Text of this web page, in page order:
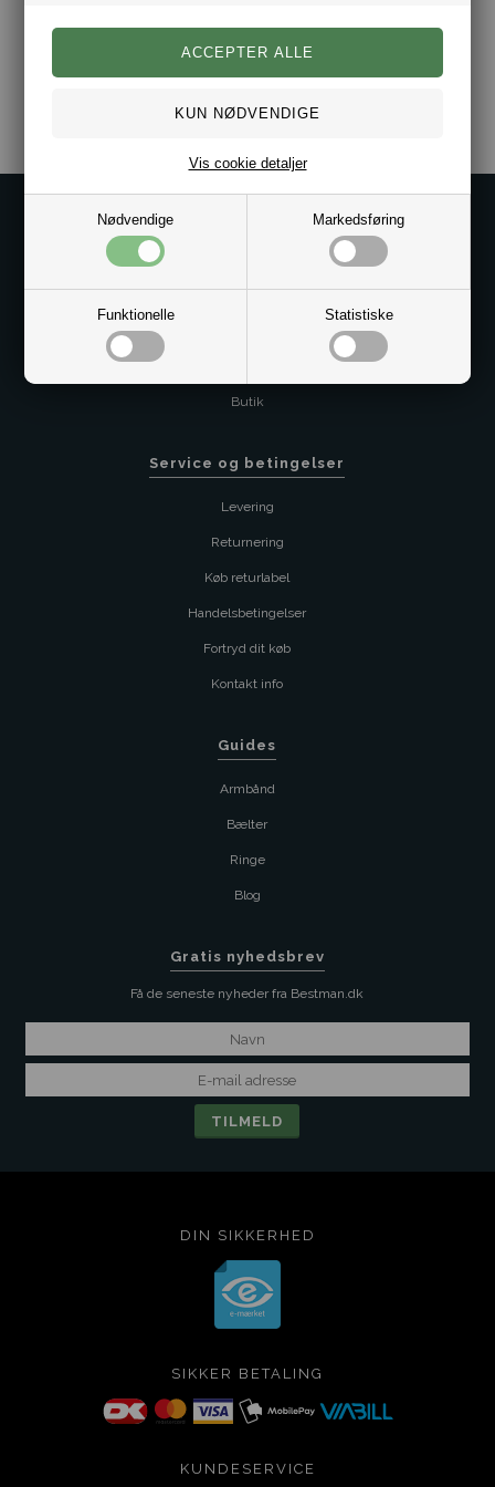
Nødvendige Markedsføring
Funktionelle Statistiske
Vis cookie detaljer
Varenr.:
Kundeservice@bestman.dk
Butik
Service og betingelser
Levering
Returnering
Køb returlabel
Handelsbetingelser
Fortryd dit køb
Kontakt info
Guides
Armbånd
Bælter
Ringe
Blog
Gratis nyhedsbrev
Få de seneste nyheder fra Bestman.dk
DIN SIKKERHED
SIKKER BETALING
KUNDESERVICE